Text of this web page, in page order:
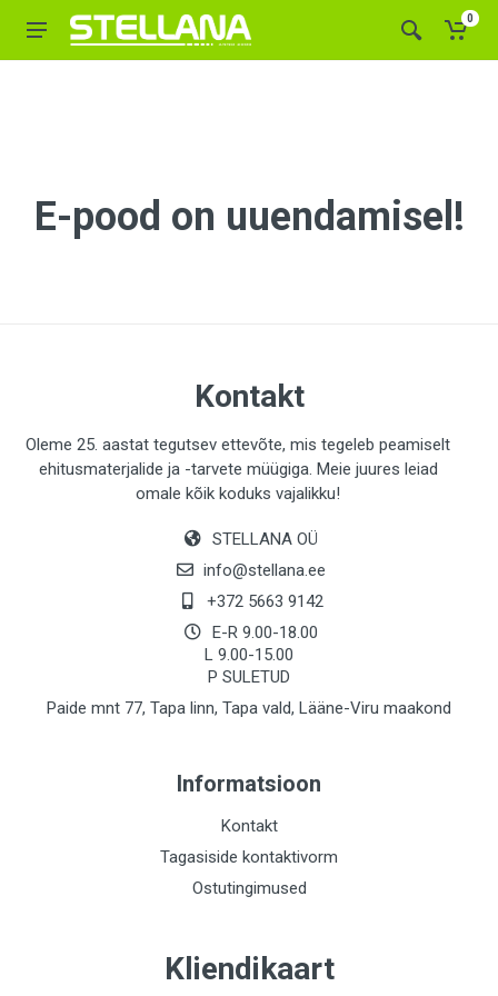
0
E-pood on uuendamisel!
Kontakt
Oleme 25. aastat tegutsev ettevõte, mis tegeleb peamiselt
ehitusmaterjalide ja -tarvete müügiga. Meie juures leiad
omale kõik koduks vajalikku!
STELLANA OÜ
info@stellana.ee
+372 5663 9142
E-R 9.00-18.00
L 9.00-15.00
P SULETUD
Paide mnt 77, Tapa linn, Tapa vald, Lääne-Viru maakond
Informatsioon
Kontakt
Tagasiside kontaktivorm
Ostutingimused
Kliendikaart